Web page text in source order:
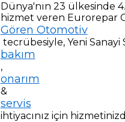
Dünya'nın 23 ülkesinde
hizmet veren Eurorepar
Gören Otomotiv
tecrübesiyle, Yeni
bakım
,
onarım
&
servis
ihtiyacınız için